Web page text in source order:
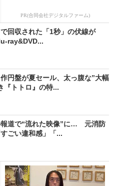
PR(合同会社デジタルファーム)
回収された「1秒」の伏線が
ray&DVD...
円盤が夏セール、太っ腹な”大幅
トトロ』の特...
報道で“流れた映像”に… 元消防
ごい違和感」「...